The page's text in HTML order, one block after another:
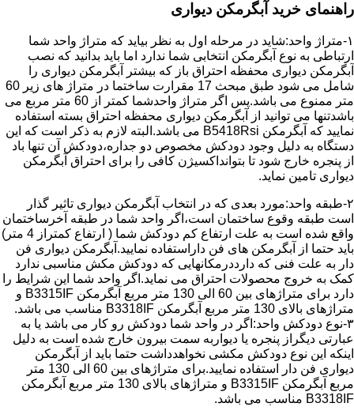
راهنمای خرید آبگرمکن دیواری
۱-متراژ واحد:شاید در مرحله اول به نظر بیاید که متراژ واحد شما
ارتباطی به نوع آبگرمکن انتخابی شما ندارد اما باید بدانید که نصب
آبگرمکن دیواری محفظه احتراق باز که بیشتر آبگرمکن دیواری را
شامل می شود طبق مبحث 17 مقرارت ساختما در متراژ های زیر 60
متر ممنوع می باشد.پس اگر متراژ واحدشما کمتر از 60 متر مربع می
باشدتنها می توانید از آبگرمکن دیواری محفظه احتراق بسته استفاده
نمایید که آبگرمکن B5418Rsi می باشد.البته لازم به ذکر است که این
دستگاه به دلیل وجود دودکش مخصوص دو جداره،دودکش آن تنها باد
از پنجره خارج شود تا بتوانداکسیژن کافی را برای احتراق آبگرمکن
دیواری تامین نماید.
۲-طبقه واحد:مورد بعدی که در انتخاب آبگرمکن دیواری تاثیر گذار
است طبقه وقوع ساختمان است،اگر واحد شما در طبقه آخرساختمان
واقع شده است به علت ارتفاع کم دودکش شما ( ارتفاع کمتراز 4 متر)
باید حتما از آبگرمکن های فن داراستفاده نمایید.آبگرمکن دیواری فن
دار به علت فنی که دارددرمکانهایی که دودکش مکش مناسبی ندارد
کمک به خروج محصولات احتراق می نماید.اگر واحد شما این شرایط را
دارد برای متراژهای بین 60 الی 130 متر مربع آبگرمکن B3315IF و
متراژهای بالای 130 متر مربع آبگرمکن B3318IF مناسب می باشد.
۳-نوع دودکش واحد:اگر در واحد شما دودکش رو کار می باشد یا به
عبارتی دیگراز پنجره یا دیواربه سمت بیرون خارج شده است به دلیل
اینکه این نوع دودکش مکشی نخواهدداشت حتما باید از آبگرمکن
دیواری فن دار استفاده نمایید.برای متراژهای بین 60 الی 130 متر
مربع آبگرمکن B3315IF و متراژهای بالای 130 متر مربع آبگرمکن
B3318IF مناسب می باشد.